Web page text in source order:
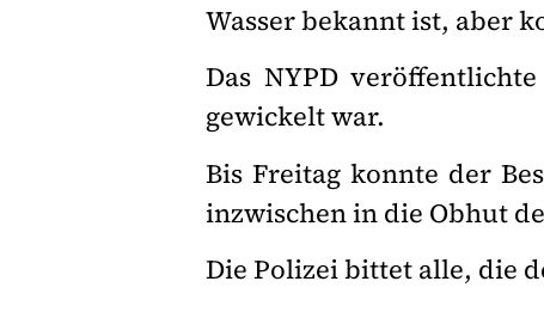
Wasser bekannt ist, aber
Das NYPD
gewickelt war.
Bis Freitag konnte der
inzwischen in die Obhut
Die Polizei bittet alle, die